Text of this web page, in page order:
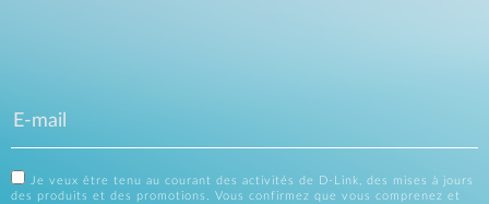
Je veux être tenu au courant des activités de D-Link, des mises à jours
des produits et des promotions. Vous confirmez que vous comprenez et